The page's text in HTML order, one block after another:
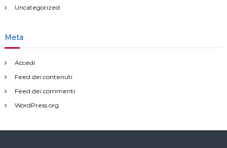
Uncategorized
Meta
Accedi
Feed dei contenuti
Feed dei commenti
WordPress.org